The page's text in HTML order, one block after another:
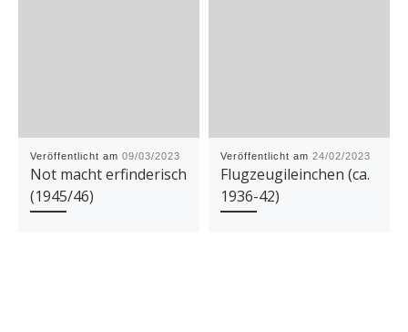
Veröffentlicht am 09/03/2023
Not macht erfinderisch
(1945/46)
Veröffentlicht am 24/02/2023
Flugzeugileinchen (ca.
1936-42)